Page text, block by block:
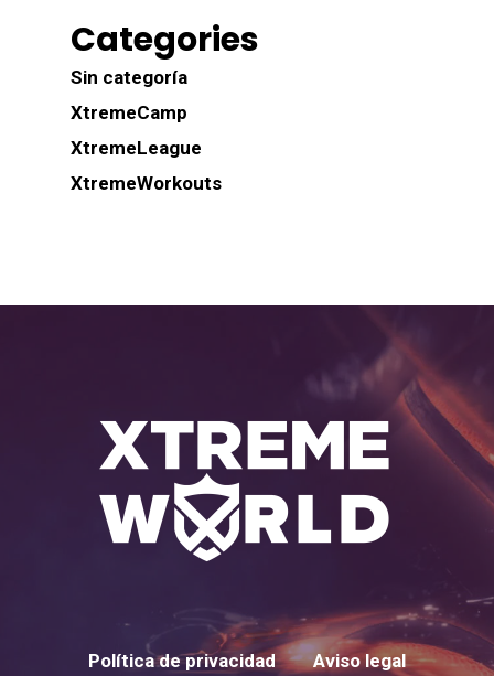
Categories
Sin categoría
XtremeCamp
XtremeLeague
XtremeWorkouts
Política de privacidad
Aviso legal